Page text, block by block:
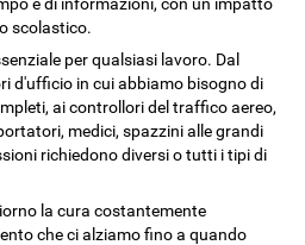
scolastico.
per qualsiasi lavoro. Dal
d'ufficio in cui abbiamo bisogno di
ai controllori del traffico aereo,
medici, spazzini alle grandi
richiedono diversi o tutti i tipi di
la cura costantemente
che ci alziamo fino a quando